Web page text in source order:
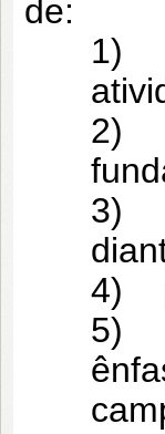
de:
1)
2)
3)
4)
5)